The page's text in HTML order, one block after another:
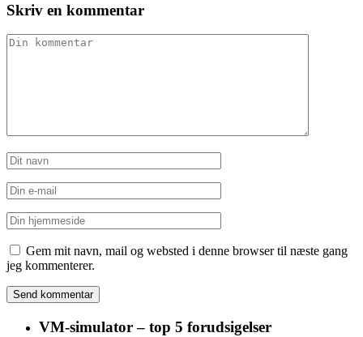
Skriv en kommentar
Gem mit navn, mail og websted i denne browser til næste gang
jeg kommenterer.
VM-simulator – top 5 forudsigelser